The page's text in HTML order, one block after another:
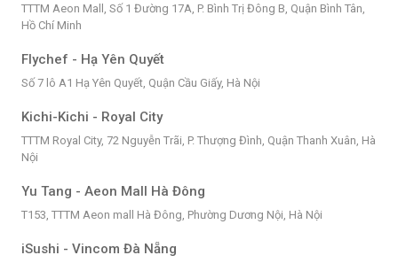
TTTM Aeon Mall, Số 1 Đường 17A, P. Bình Trị Đông B, Quận Bình Tân,
Hồ Chí Minh
Flychef - Hạ Yên Quyết
Số 7 lô A1 Hạ Yên Quyết, Quận Cầu Giấy, Hà Nội
Kichi-Kichi - Royal City
TTTM Royal City, 72 Nguyễn Trãi, P. Thượng Đình, Quận Thanh Xuân, Hà
Nội
Yu Tang - Aeon Mall Hà Đông
T153, TTTM Aeon mall Hà Đông, Phường Dương Nội, Hà Nội
iSushi - Vincom Đà Nẵng